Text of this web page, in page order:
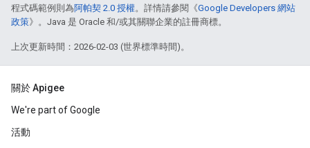
程式碼範例則為阿帕契 2.0 授權。詳情請參閱《Google Developers 網站
政策》。Java 是 Oracle 和/或其關聯企業的註冊商標。
上次更新時間：2026-02-03 (世界標準時間)。
關於 Apigee
We're part of Google
活動